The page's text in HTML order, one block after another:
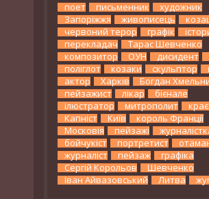
поет письменник
художник
Запоріжжя
живописець
червоний терор
графік
перекладач
Тарас Шевченко
композитор
ОУН дисидент
поліглот
козаки скульптор
актор
Харків
Богдан
пейзажист
лікар
бієнале
ілюстратор
митрополит
Капніст
Київ
король Франції
Московія
пейзажі
бойчукіст
портретист
журналіст
пейзаж
графіка
Сергій Корольов
Шевченко
Іван Айвазовський
Литва